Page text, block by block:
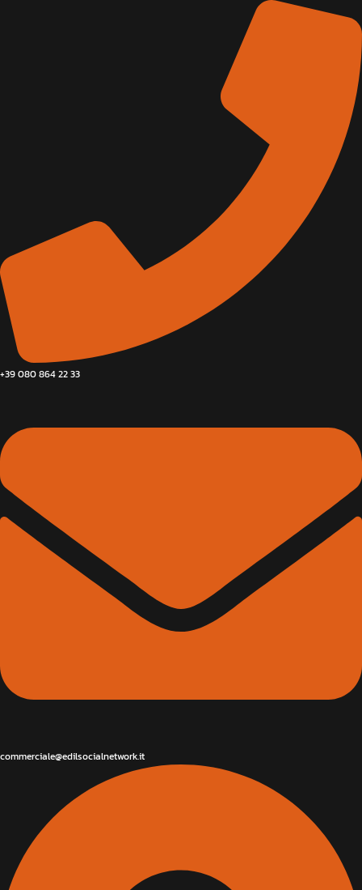
+39 080 864 22 33
commerciale@edilsocialnetwork.it